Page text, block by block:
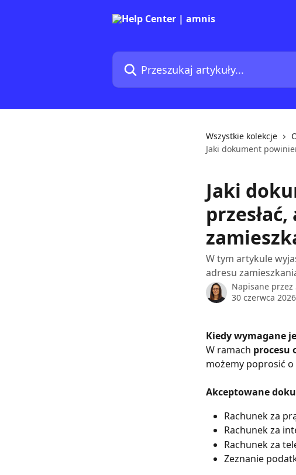
Przeszukaj artykuły...
Wszystkie kolekcje
Jaki dokument
Jaki
W tym artykule
adresu
Napisane przez
30 czerwca 2026
Kiedy wymagane
W ramach procesu
możemy poprosić
Akceptowane
Rachunek za
Rachunek za
Rachunek za
Zeznanie